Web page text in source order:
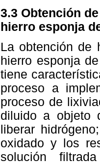
3.3 Obtención
hierro esponja
La obtención de
hierro esponja
tiene
proceso a
proceso de
diluido a objeto
liberar
oxidado y los
solución